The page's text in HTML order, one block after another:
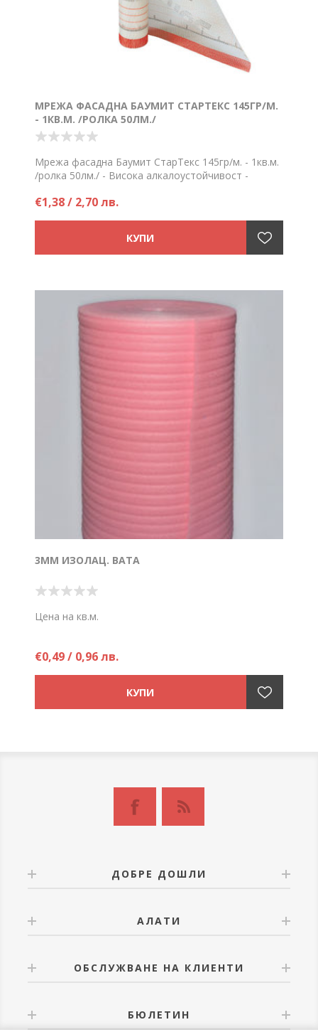
МРЕЖА ФАСАДНА БАУМИТ СТАРТЕКС 145ГР/М.
- 1КВ.М. /РОЛКА 50ЛМ./
Мрежа фасадна Баумит СтарТекс 145гр/м. - 1кв.м.
/ролка 50лм./ - Висока алкалоустойчивост -
Цена на кв.м.
€1,38 / 2,70 лв.
3ММ ИЗОЛАЦ. ВАТА
Цена на кв.м.
€0,49 / 0,96 лв.
ДОБРЕ ДОШЛИ
АЛАТИ
ОБСЛУЖВАНЕ НА КЛИЕНТИ
БЮЛЕТИН